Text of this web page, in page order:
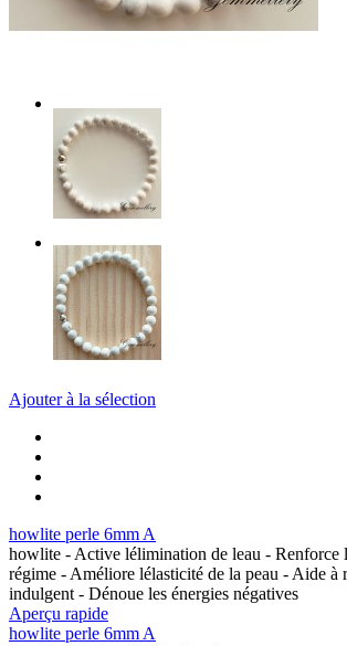
Ajouter à la sélection
howlite perle 6mm A
howlite - Active lélimination de leau - Renforce
régime - Améliore lélasticité de la peau - Aide à
indulgent - Dénoue les énergies négatives
Aperçu rapide
howlite perle 6mm A